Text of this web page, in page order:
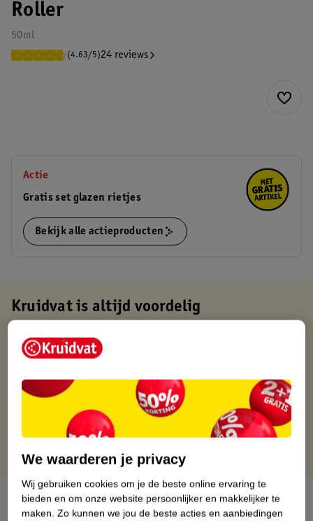
Roller
50ml
(4.63/5)24 reviews
Actie
Gratis set glazen rietjes
Bekijk alle actieproducten
Kruidvat is altijd voordelig
Gratis ophalen in de winkel
Op werkdagen voor 22:00 uur besteld, volgende dag in huis
Gratis retourneren binnen 30 dagen
Gratis punten met je Kruidvat kaart
Over dit product
We waarderen je privacy
Wij gebruiken cookies om je de beste online ervaring te
bieden en om onze website persoonlijker en makkelijker te
maken. Zo kunnen we jou de beste acties en aanbiedingen